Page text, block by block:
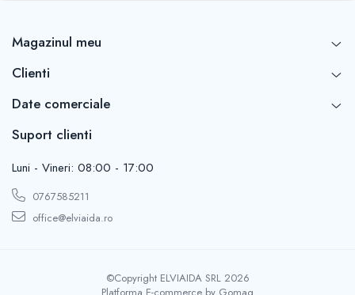
Magazinul meu
Clienti
Date comerciale
Suport clienti
Luni - Vineri: 08:00 - 17:00
0767585211
office@elviaida.ro
©Copyright ELVIAIDA SRL 2026
Platforma E-commerce by Gomag